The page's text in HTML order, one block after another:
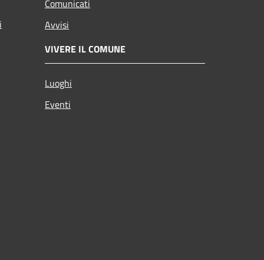
Comunicati
Avvisi
VIVERE IL COMUNE
Luoghi
Eventi